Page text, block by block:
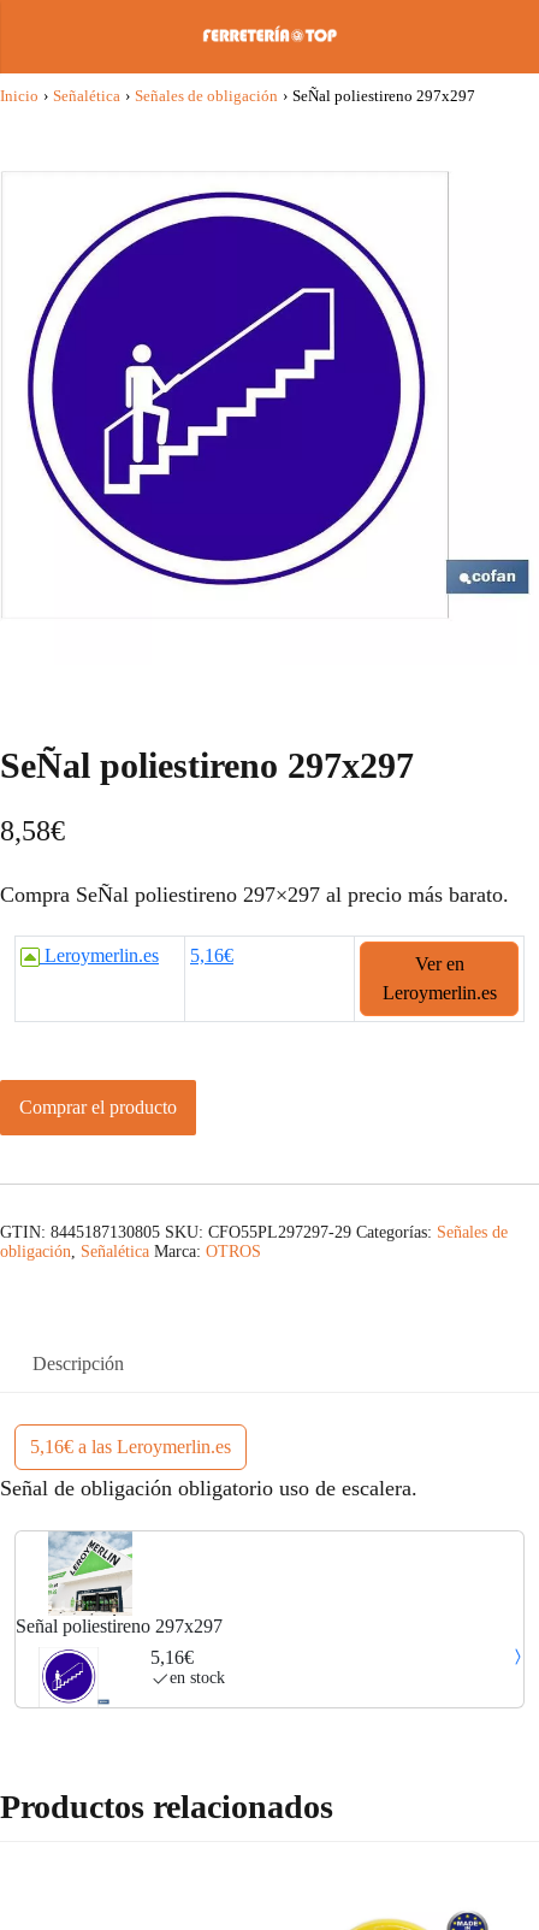
Inicio › Señalética › Señales de obligación › SeÑal poliestireno 297x297
SeÑal poliestireno 297x297
8,58€
Compra SeÑal poliestireno 297×297 al precio más barato.
Leroymerlin.es 5,16€
Ver en
Leroymerlin.es
Comprar el producto
GTIN: 8445187130805 SKU: CFO55PL297297-29 Categorías: Señales de
obligación, Señalética Marca: OTROS
Descripción
5,16€ a las Leroymerlin.es
Señal de obligación obligatorio uso de escalera.
Señal poliestireno 297x297
5,16€
en stock
Productos relacionados